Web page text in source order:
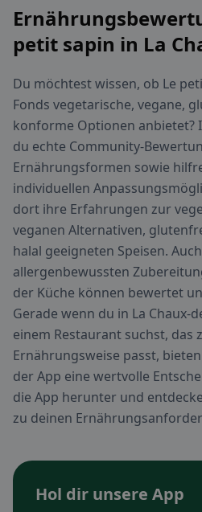
petit sapin in La
Du möchtest wissen, ob Le
Fonds vegetarische, vegane,
konforme Optionen anbietet?
du echte Community-
Ernährungsformen sowie
individuellen
dort ihre Erfahrungen zur
veganen Alternativen,
halal geeigneten Speisen.
allergenbewussten
der Küche können bewertet
Gerade wenn du in La Chaux-
einem Restaurant suchst, das
Ernährungsweise passt,
der App eine wertvolle
die App herunter und
zu deinen
Hol dir unsere App